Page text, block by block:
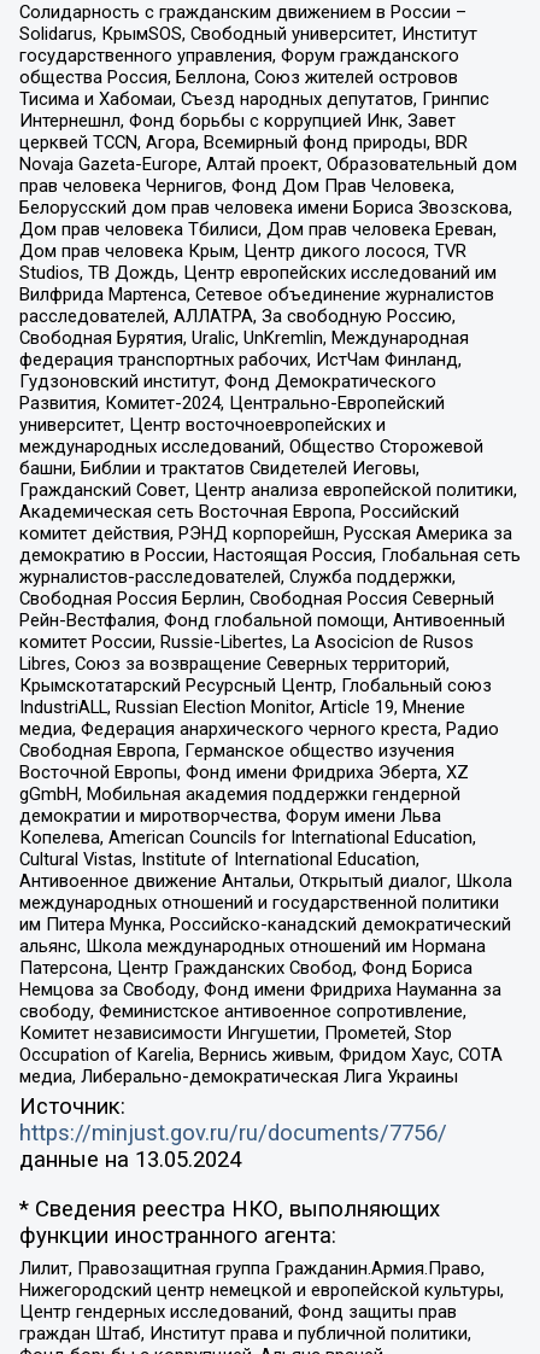
Солидарность с гражданским движением в России –
Solidarus, КрымSOS, Свободный университет, Институт
государственного управления, Форум гражданского
общества Россия, Беллона, Союз жителей островов
Тисима и Хабомаи, Съезд народных депутатов, Гринпис
Интернешнл, Фонд борьбы с коррупцией Инк, Завет
церквей TCCN, Агора, Всемирный фонд природы, BDR
Novaja Gazeta-Europe, Алтай проект, Образовательный дом
прав человека Чернигов, Фонд Дом Прав Человека,
Белорусский дом прав человека имени Бориса Звозскова,
Дом прав человека Тбилиси, Дом прав человека Ереван,
Дом прав человека Крым, Центр дикого лосося, TVR
Studios, ТВ Дождь, Центр европейских исследований им
Вилфрида Мартенса, Сетевое объединение журналистов
расследователей, АЛЛАТРА, За свободную Россию,
Свободная Бурятия, Uralic, UnKremlin, Международная
федерация транспортных рабочих, ИстЧам Финланд,
Гудзоновский институт, Фонд Демократического
Развития, Комитет-2024, Центрально-Европейский
университет, Центр восточноевропейских и
международных исследований, Общество Сторожевой
башни, Библии и трактатов Свидетелей Иеговы,
Гражданский Совет, Центр анализа европейской политики,
Академическая сеть Восточная Европа, Российский
комитет действия, РЭНД корпорейшн, Русская Америка за
демократию в России, Настоящая Россия, Глобальная сеть
журналистов-расследователей, Служба поддержки,
Свободная Россия Берлин, Свободная Россия Северный
Рейн-Вестфалия, Фонд глобальной помощи, Антивоенный
комитет России, Russie-Libertes, La Asocicion de Rusos
Libres, Союз за возвращение Северных территорий,
Крымскотатарский Ресурсный Центр, Глобальный союз
IndustriALL, Russian Election Monitor, Article 19, Мнение
медиа, Федерация анархического черного креста, Радио
Свободная Европа, Германское общество изучения
Восточной Европы, Фонд имени Фридриха Эберта, XZ
gGmbH, Мобильная академия поддержки гендерной
демократии и миротворчества, Форум имени Льва
Копелева, American Councils for International Education,
Cultural Vistas, Institute of International Education,
Антивоенное движение Антальи, Открытый диалог, Школа
международных отношений и государственной политики
им Питера Мунка, Российско-канадский демократический
альянс, Школа международных отношений им Нормана
Патерсона, Центр Гражданских Свобод, Фонд Бориса
Немцова за Свободу, Фонд имени Фридриха Науманна за
свободу, Феминистское антивоенное сопротивление,
Комитет независимости Ингушетии, Прометей, Stop
Occupation of Karelia, Вернись живым, Фридом Хаус, СОТА
медиа, Либерально-демократическая Лига Украины
Источник:
https://minjust.gov.ru/ru/documents/7756/
данные на 13.05.2024
* Сведения реестра НКО, выполняющих
функции иностранного агента:
Лилит, Правозащитная группа Гражданин.Армия.Право,
Нижегородский центр немецкой и европейской культуры,
Центр гендерных исследований, Фонд защиты прав
граждан Штаб, Институт права и публичной политики,